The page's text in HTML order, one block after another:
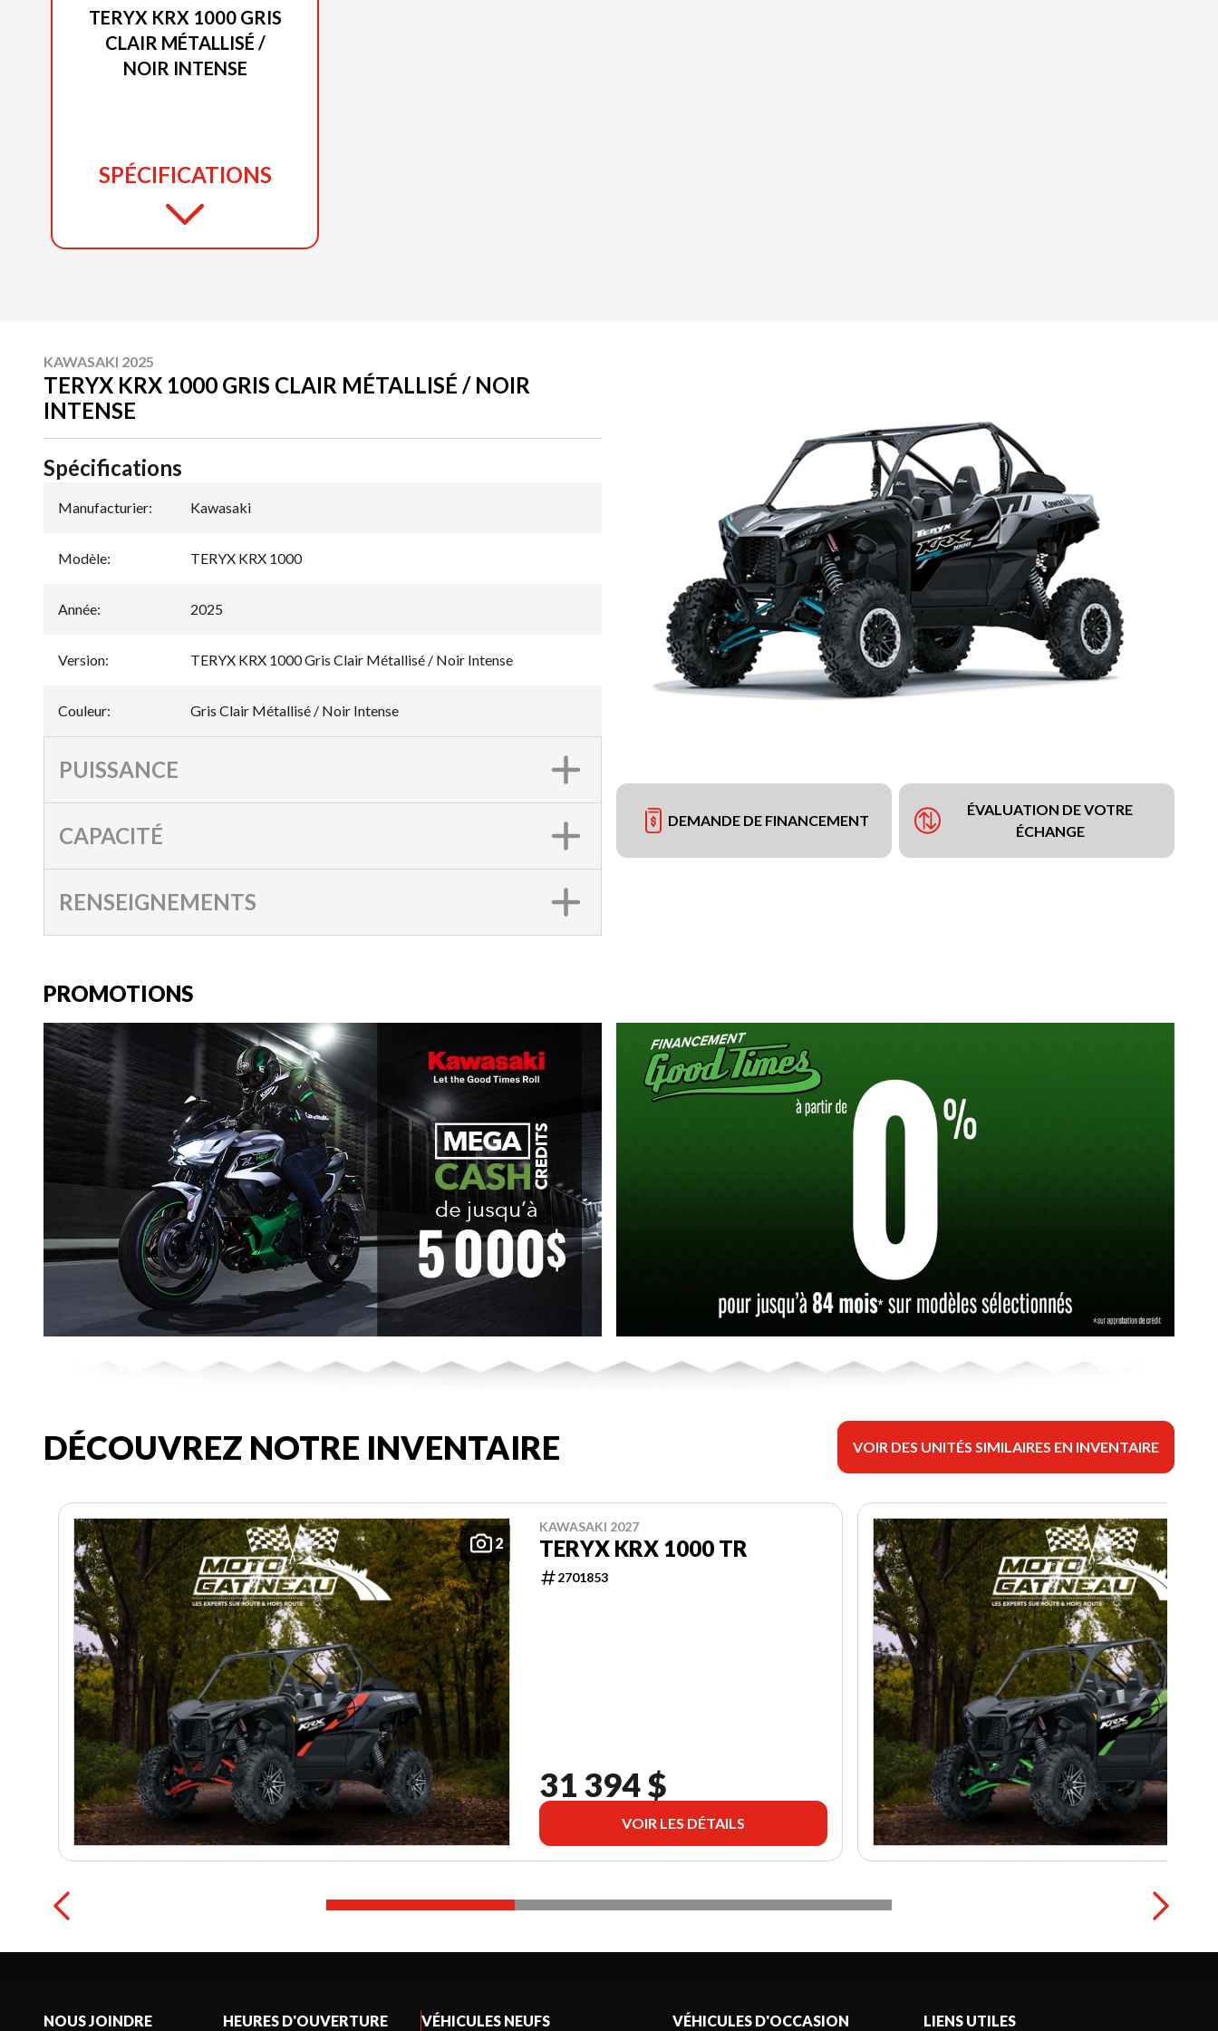
TERYX KRX 1000 GRIS
CLAIR MÉTALLISÉ /
NOIR INTENSE
SPÉCIFICATIONS
KAWASAKI 2025
TERYX KRX 1000 GRIS CLAIR MÉTALLISÉ / NOIR
INTENSE
DEMANDE DE FINANCEMENT
ÉVALUATION DE VOTRE
ÉCHANGE
Spécifications
Manufacturier: Kawasaki
Modèle: TERYX KRX 1000
Année: 2025
Version: TERYX KRX 1000 Gris Clair Métallisé / Noir Intense
Couleur: Gris Clair Métallisé / Noir Intense
PUISSANCE
CAPACITÉ
RENSEIGNEMENTS
PROMOTIONS
DÉCOUVREZ NOTRE INVENTAIRE VOIR DES UNITÉS SIMILAIRES EN INVENTAIRE
2
KAWASAKI 2027
TERYX KRX 1000 TR
2701853
31 394 $
VOIR LES DÉTAILS
NOUS JOINDRE HEURES D'OUVERTURE VÉHICULES NEUFS VÉHICULES D'OCCASION LIENS UTILES